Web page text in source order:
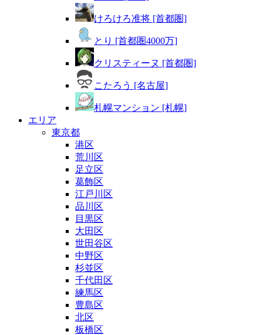
けろけろ准将 [首都圏]
とり [首都圏4000万]
クリスティーヌ [首都圏]
こたろう [名古屋]
札幌マンション [札幌]
エリア
東京都
港区
荒川区
足立区
葛飾区
江戸川区
品川区
目黒区
大田区
世田谷区
中野区
杉並区
千代田区
練馬区
豊島区
北区
板橋区